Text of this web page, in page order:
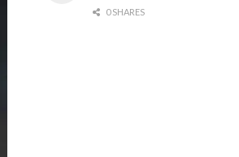
0 SHARES